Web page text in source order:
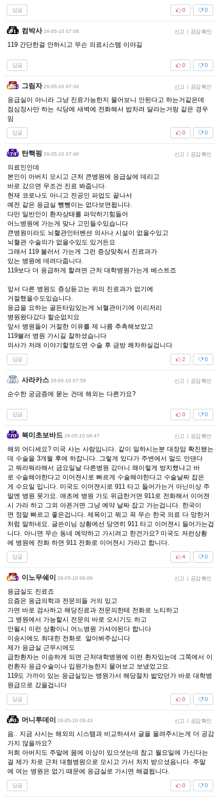
답글 0
0
컴박사 26-05-10 07:06 신고 | 공감 확인
119 간단한걸 안하시고 무슨 의료시스템 이야길
답글 0
0
그림자 26-05-10 07:34 신고 | 공감 확인
응급실이 아니라 그냥 진료가능한지 물어보니 안된다고 하는거같은데
점심장사만 하는 식당에 새벽에 전화해서 밥차려 달라는거랑 같은 경우
임
답글 0
0
탄핵핑 26-05-10 07:46 신고 | 공감 확인
의료인인데
본인이 아버지 모시고 근처 큰병원에 응급실에 데리고
바로 갔으면 무조건 진료 봐줍니다.
현재 코로나도 아니고 전공인 파업도 끝나서
예전 같은 응급실 뺑뺑이는 없다보면됩니다.
다만 일반인이 환자상태를 파악하기힘들어
어느병원에 가는게 맞나 고민들수있습니다
큰병원이라도 뇌혈관인터벤션 의사나 시설이 없을수있고
뇌혈관 수술의가 없을수있도 있거든요
그래서 119 불러서 가는게 그런 증상맞춰서 진료과가
있는 병원에 데려다줍니다.
119보다 더 응급하게 할려면 근처 대학병원가는게 베스트죠
앞서 다른 병원도 증상듣고는 위의 진료과가 없기에
거절했을수도있습니다.
응급을 요하는 골든타임있는게 뇌혈관이기에 이리저리
병원왔다갔다 할순없지요
앞서 병원들이 거절한 이유를 제 나름 추측해보았고
119불러 병원 가시길 잘하셨습니다
의사가 저래 이야기할정도면 수술 후 금방 쾌차하실겁니다
답글 0
2
사라카스 26-05-10 07:59 신고 | 공감 확인
순수한 궁금증에 묻는 건데 해외는 다른가요?
답글 0
0
북미초보바드 26-05-10 08:47 신고 | 공감 확인
해외 어디세요? 미국 사는 사람입니다. 같이 일하시는분 대장암 확진됐는
데 수술을 3개월 후에 하잡니다. 그렇게 있다가 주변에서 말도 안댄다
고 뭐라뭐라해서 금요일날 다른병원 갔더니 왜이렇게 방치했냐고 바
로 수술해야한다고 이머젼시로 빠르게 수술해야한다고 수술날짜 잡은
게 수요일 입니다. 미국도 이머젼시로 911 타고 들어가는거 아닌이상 주
말엔 병원 못가요. 애초에 병원 가도 위급한거면 911로 전화해서 이머젼
시 가라 하고 그외 아픈거면 그냥 예약 날짜 잡고 가는겁니다. 한국이
면 정말 빠르고 좋은겁니다. 제목이고 뭐고 꼭 무슨 한국 의료 다 망한거
처럼 말하네요. 글쓴이님 상황에선 당연히 911 타고 이머젼시 들어가는겁
니다. 아니면 무슨 동네 예약하고 가시려고 한건가요? 미국도 저런상황
에 병원에 전화 하면 911 전화로 이머젼시 가라고 합니다.
답글 0
4
이노무쉐이 26-05-10 09:06 신고 | 공감 확인
응급실도 진료죠
요즘은 응급의학과 전문의들 거의 있고
가면 바로 검사하고 해당진료과 전문의한테 전화로 노티하고
그 병원에서 가능할시 전문의 바로 오시기도 하고
안될시 이런 상황이니 어느병원 가셔야된다 합니다
이송시에도 최대한 전화로 알아봐주십니다
제가 응급실 근무시에도
급한환자는 이송하게 되면 근처대학병뭔에 이런 환자있는데 그쪽에서 이
런환자 응급수술이나 입원가능한지 물어보고 보냈었고요.
119도 가까이 있는 응급실있는 병원가서 해당절차 밟았던가 바로 대학병
원급으로 갔을겁니다
답글 0
0
머니투데이 26-05-10 09:43 신고 | 공감 확인
음.. 지금 사시는 해외의 시스템과 비교하셔서 글을 올려주시는게 더 공감
가지 않을까요?
저희 아버지도 주말에 몸에 이상이 있으셧는데 참고 월요일에 가신다는
걸 제가 차로 근처 대형병원으로 모시고 가서 처치 받으셨음니다. 주말
에 여는 병원은 없기 때문에 응급실로 가시면 해결됩니다.
답글 0
0